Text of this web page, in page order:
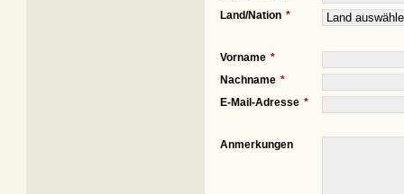
Land/Nation
Vorname
Nachname
E-Mail-Adresse
Anmerkungen